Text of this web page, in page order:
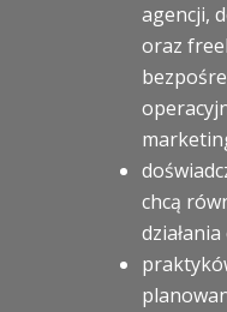
agencji,
oraz
chcą